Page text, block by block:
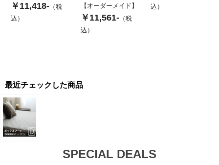
￥11,418- （税
込）
【オーダーメイド】
￥11,561- （税
込）
込）
最近チェックした商品
SPECIAL DEALS